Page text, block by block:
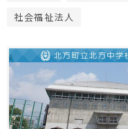
社会福祉法人